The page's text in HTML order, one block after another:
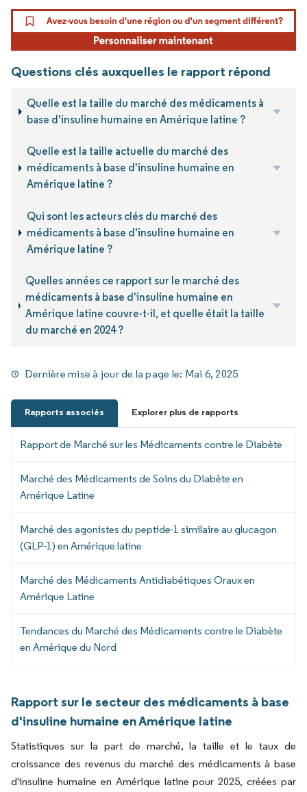
Questions clés auxquelles le rapport répond
Quelle est la taille du marché des médicaments à
base d'insuline humaine en Amérique latine ?
Quelle est la taille actuelle du marché des
médicaments à base d'insuline humaine en
Amérique latine ?
Qui sont les acteurs clés du marché des
médicaments à base d'insuline humaine en
Amérique latine ?
Quelles années ce rapport sur le marché des
médicaments à base d'insuline humaine en
Amérique latine couvre-t-il, et quelle était la taille
du marché en 2024 ?
Dernière mise à jour de la page le: Mai 6, 2025
Rapports associés Explorer plus de rapports
Rapport de Marché sur les Médicaments contre le Diabète
Marché des Médicaments de Soins du Diabète en
Amérique Latine
Marché des agonistes du peptide-1 similaire au glucagon
(GLP-1) en Amérique latine
Marché des Médicaments Antidiabétiques Oraux en
Amérique Latine
Tendances du Marché des Médicaments contre le Diabète
en Amérique du Nord
Rapport sur le secteur des médicaments à base
d'insuline humaine en Amérique latine
Statistiques sur la part de marché, la taille et le taux de
croissance des revenus du marché des médicaments à base
d'insuline humaine en Amérique latine pour 2025, créées par